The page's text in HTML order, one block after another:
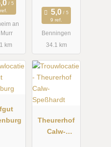
an
km
9 ref.
Benningen
34.1 km
Theurerhof
Calw-